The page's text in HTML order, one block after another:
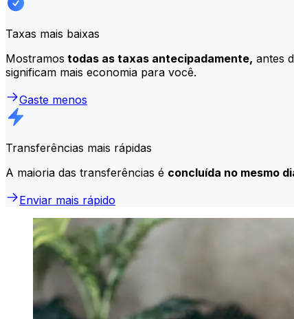
Taxas mais baixas
Mostramos todas as taxas antecipadamente, antes
significam mais economia para você.
Gaste menos
Transferências mais rápidas
A maioria das transferências é concluída no mesmo
Enviar mais rápido